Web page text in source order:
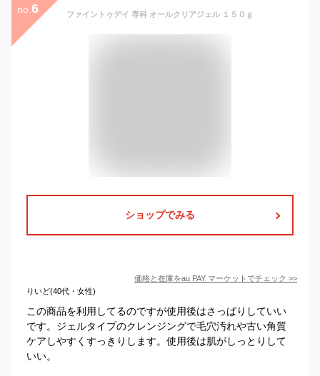
no. 6 ファイントゥデイ 専科 オールクリアジェル １５０ｇ
ショップでみる
価格と在庫をau PAY マーケット でチェック >>
りいど(40代・女性)
この商品を利用してるのですが使用後はさっぱりしていい
です。ジェルタイプのクレンジングで毛穴汚れや古い角質
ケアしやすくすっきりします。使用後は肌がしっとりして
いい。